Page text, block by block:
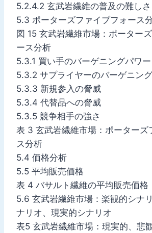
5.2.4.2 玄武岩繊維の普及の難しさ
5.3 ポーターズファイブフォース
図 15 玄武岩繊維市場：ポーター
ース分析
5.3.1 買い手のバーゲニングパワー
5.3.2 サプライヤーのバーゲニン
5.3.3 新規参入の脅威
5.3.4 代替品への脅威
5.3.5 競争相手の強さ
表 3 玄武岩繊維市場：ポーターズ
ス分析
5.4 価格分析
5.5 平均販売価格
表 4 バサルト繊維の平均販売価格
5.6 玄武岩繊維市場：楽観的シナ
ナリオ、現実的シナリオ
表5 玄武岩繊維市場：現実的、悲